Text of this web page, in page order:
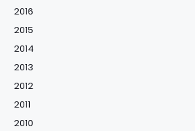
2016
2015
2014
2013
2012
2011
2010